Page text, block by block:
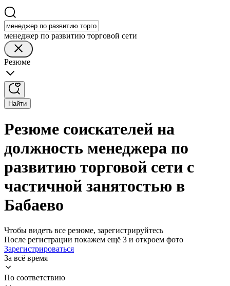
менеджер по развитию торговой сети
Резюме
Найти
Резюме соискателей на
должность менеджера по
развитию торговой сети с
частичной занятостью в
Бабаево
Чтобы видеть все резюме, зарегистрируйтесь
После регистрации покажем ещё 3 и откроем фото
Зарегистрироваться
За всё время
По соответствию